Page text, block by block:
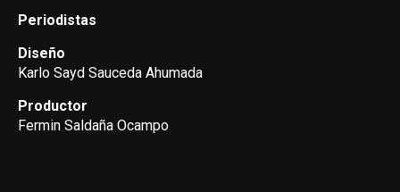
Periodistas
Diseño
Karlo Sayd Sauceda Ahumada
Productor
Fermin Saldaña Ocampo